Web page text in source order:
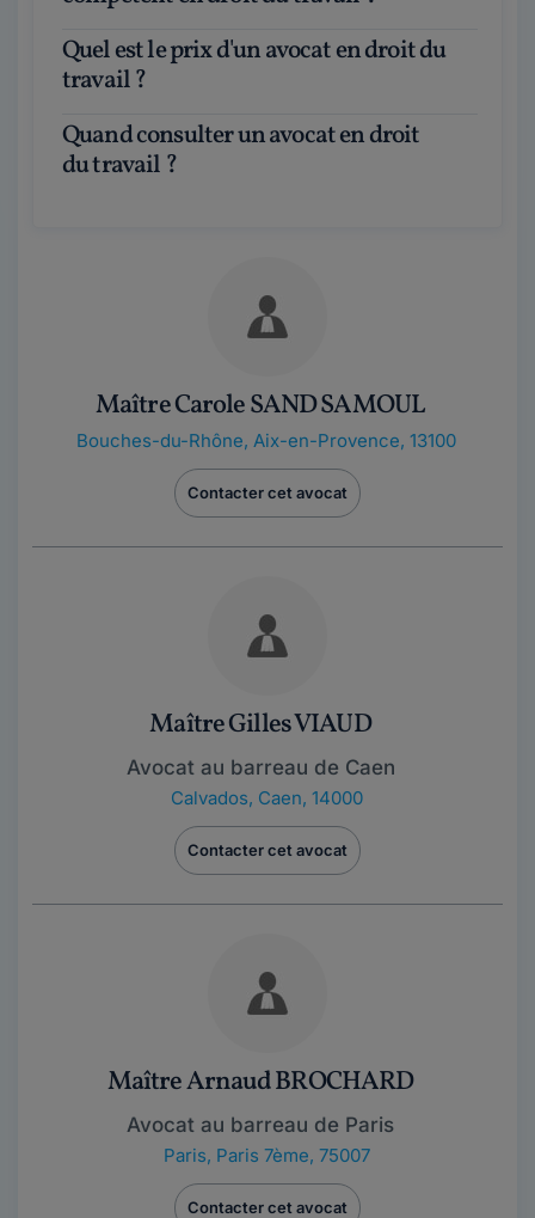
Quel est le prix d'un avocat en droit du
travail ?
Quand consulter un avocat en droit
du travail ?
Maître Carole SAND SAMOUL
Bouches-du-Rhône, Aix-en-Provence, 13100
Contacter cet avocat
Maître Gilles VIAUD
Avocat au barreau de Caen
Calvados, Caen, 14000
Contacter cet avocat
Maître Arnaud BROCHARD
Avocat au barreau de Paris
Paris, Paris 7ème, 75007
Contacter cet avocat